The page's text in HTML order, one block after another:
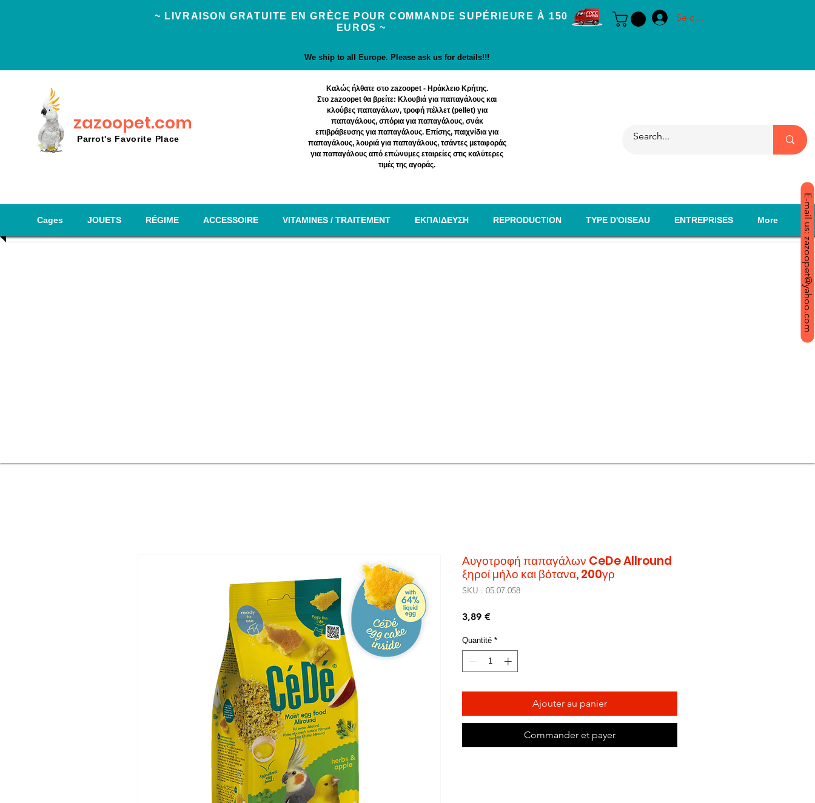
E-mail us: zazoopet@yahoo.com
~ LIVRAISON GRATUITE EN GRÈCE POUR COMMANDE SUPÉRIEURE À 150
EUROS ~
Se connecter
We ship to all Europe. Please ask us for details!!!
zazoopet.com
Parrot's Favorite Place
Καλώς ήλθατε στο zazoopet - Ηράκλειο Κρήτης.
Στο zazoopet θα βρείτε: Κλουβιά για παπαγάλους και
κλούβες παπαγάλων, τροφή πέλλετ (pellet) για
παπαγάλους, σπόρια για παπαγάλους, σνάκ
επιβράβευσης για παπαγάλους. Επίσης, παιχνίδια για
παπαγάλους, λουριά για παπαγάλους, τσάντες μεταφοράς
για παπαγάλους από επώνυμες εταιρείες στις καλύτερες
τιμές της αγοράς.
Cages JOUETS RÉGIME ACCESSOIRE VITAMINES / TRAITEMENT EΚΠΑΙΔΕΥΣΗ REPRODUCTION TYPE D'OISEAU ENTREPRISES More
Αυγοτροφή παπαγάλων CeDe Allround
ξηροί μήλο και βότανα, 200γρ
SKU : 05.07.058
3,89 €Prix
Quantité *
Ajouter au panier
Commander et payer